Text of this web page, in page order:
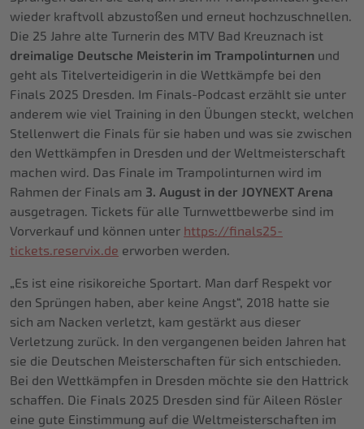
wieder kraftvoll abzustoßen und erneut hochzuschnellen.
Die 25 Jahre alte Turnerin des MTV Bad Kreuznach ist
dreimalige Deutsche Meisterin im Trampolinturnen und
geht als Titelverteidigerin in die Wettkämpfe bei den
Finals 2025 Dresden. Im Finals-Podcast erzählt sie unter
anderem wie viel Training in den Übungen steckt, welchen
Stellenwert die Finals für sie haben und was sie zwischen
den Wettkämpfen in Dresden und der Weltmeisterschaft
machen wird. Das Finale im Trampolinturnen wird im
Rahmen der Finals am 3. August in der JOYNEXT Arena
ausgetragen. Tickets für alle Turnwettbewerbe sind im
Vorverkauf und können unter https://finals25-
tickets.reservix.de erworben werden.
„Es ist eine risikoreiche Sportart. Man darf Respekt vor
den Sprüngen haben, aber keine Angst“, 2018 hatte sie
sich am Nacken verletzt, kam gestärkt aus dieser
Verletzung zurück. In den vergangenen beiden Jahren hat
sie die Deutschen Meisterschaften für sich entschieden.
Bei den Wettkämpfen in Dresden möchte sie den Hattrick
schaffen. Die Finals 2025 Dresden sind für Aileen Rösler
eine gute Einstimmung auf die Weltmeisterschaften im